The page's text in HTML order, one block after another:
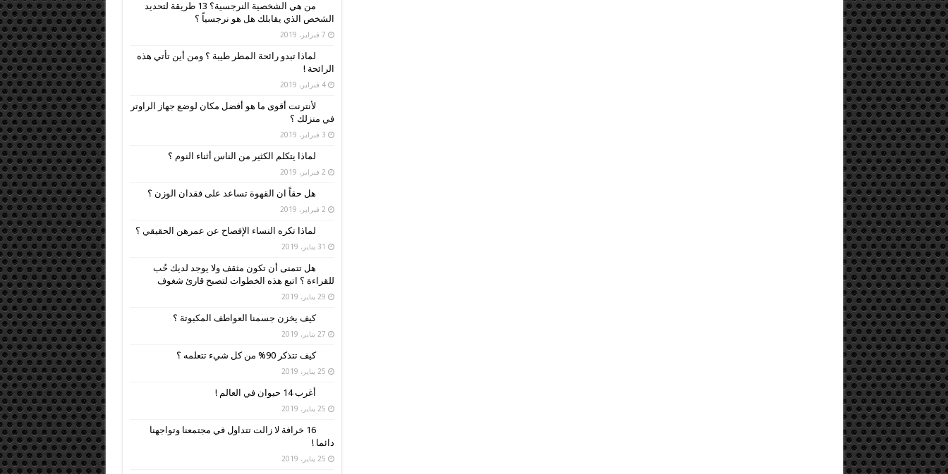
من هي الشخصية النرجسية؟ 13 طريقة لتحديد
الشخص الذي يقابلك هل هو نرجسياً ؟
7 فبراير، 2019
لماذا تبدو رائحة المطر طيبة ؟ ومن أين تأتي هذه
الرائحة !
4 فبراير، 2019
لأنترنت أقوى ما هو أفضل مكان لوضع جهاز الراوتر
في منزلك ؟
3 فبراير، 2019
لماذا يتكلم الكثير من الناس أثناء النوم ؟
2 فبراير، 2019
هل حقاً ان القهوة تساعد على فقدان الوزن ؟
2 فبراير، 2019
لماذا تكره النساء الإفصاح عن عمرهن الحقيقي ؟
31 يناير، 2019
هل تتمنى أن تكون مثقف ولا يوجد لديك حُب
للقراءة ؟ اتبع هذه الخطوات لتصبح قارئ شغوف
29 يناير، 2019
كيف يخزن جسمنا العواطف المكبوتة ؟
27 يناير، 2019
كيف تتذكر 90% من كل شيء تتعلمه ؟
25 يناير، 2019
أغرب 14 حيوان في العالم !
25 يناير، 2019
16 خرافة لا زالت تتداول في مجتمعنا وتواجهنا
دائما !
25 يناير، 2019